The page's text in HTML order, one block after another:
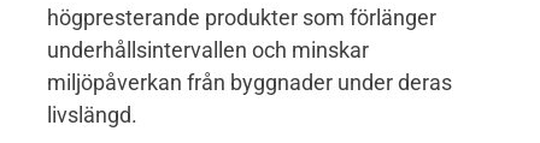
högpresterande produkter som förlänger
underhållsintervallen och minskar
miljöpåverkan från byggnader under deras
livslängd.